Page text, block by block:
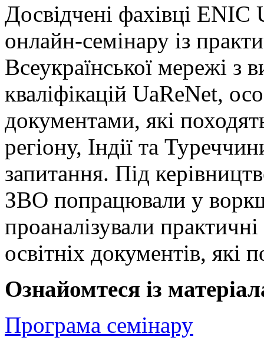
Досвідчені фахівці
онлайн-семінару із
Всеукраїнської мережі з
кваліфікацій UaReNet,
документами, які
регіону, Індії та
запитання. Під
ЗВО попрацювали у
проаналізували
освітніх документів, які
Ознайомтеся із
Програма семінару